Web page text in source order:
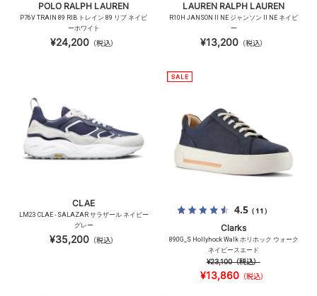
POLO RALPH LAUREN
P76V TRAIN 89 RIB トレイン 89 リブ ネイビ
ーホワイト
¥24,200（税込）
LAUREN RALPH LAUREN
R10H JANSON II NE ジャンソン II NE ネイビ
ー
¥13,200 （税込）
CLAE
LM23 CLAE - SALAZAR サラザール ネイビー
グレー
¥35,200 （税込）
4.5（11）
Clarks
890G_S Hollyhock Walk ホリホック ウォーク
ネイビースエード
¥23,100（税込）
¥13,860（税込）